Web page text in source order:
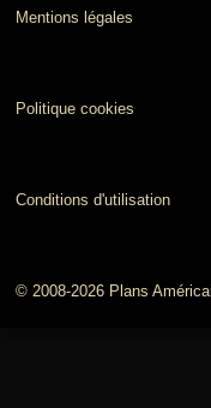
Mentions légales
Politique cookies
Conditions d'utilisation
© 2008-2026 Plans